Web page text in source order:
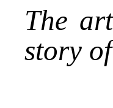
The
story